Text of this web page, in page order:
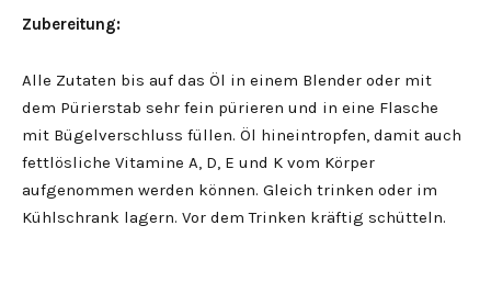
Zubereitung:
Alle Zutaten bis auf das Öl in einem Blender oder mit
dem Pürierstab sehr fein pürieren und in eine Flasche
mit Bügelverschluss füllen. Öl hineintropfen, damit auch
fettlösliche Vitamine A, D, E und K vom Körper
aufgenommen werden können. Gleich trinken oder im
Kühlschrank lagern. Vor dem Trinken kräftig schütteln.